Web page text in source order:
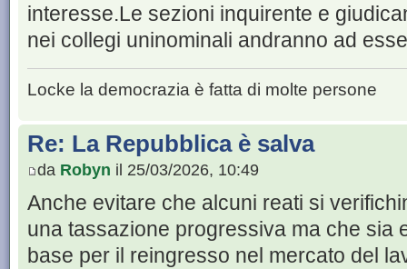
interesse.Le sezioni inquirente e
nei collegi uninominali andranno ad
Locke la democrazia è fatta di molte persone
Re: La Repubblica è salva
da Robyn il 25/03/2026, 10:49
Anche evitare che alcuni reati si
una tassazione progressiva ma che sia
base per il reingresso nel mercato del